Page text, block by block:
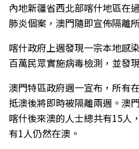
內地新疆省西北部喀什地區在
肺炎個案，澳門隨即宣佈隔離
喀什政府上週發現一宗本地感
百萬民眾實施病毒檢測，並發
澳門特區政府週一宣布，所有
抵澳後將即時被隔離兩週。澳
喀什後來澳的人士總共有15人
有1人仍然在澳。